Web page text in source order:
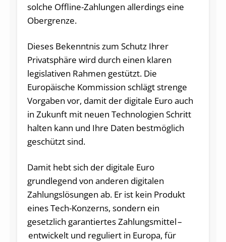
solche Offline-Zahlungen allerdings eine
Obergrenze.
Dieses Bekenntnis zum Schutz Ihrer
Privatsphäre wird durch einen klaren
legislativen Rahmen gestützt. Die
Europäische Kommission schlägt strenge
Vorgaben vor, damit der digitale Euro auch
in Zukunft mit neuen Technologien Schritt
halten kann und Ihre Daten bestmöglich
geschützt sind.
Damit hebt sich der digitale Euro
grundlegend von anderen digitalen
Zahlungslösungen ab. Er ist kein Produkt
eines Tech-Konzerns, sondern ein
gesetzlich garantiertes Zahlungsmittel –
entwickelt und reguliert in Europa, für